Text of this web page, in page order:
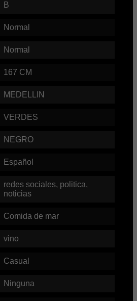
B
Normal
Normal
167 CM
MEDELLIN
VERDES
NEGRO
Español
redes sociales, politica,
noticias
Comida de mar
vino
Casual
Ninguna